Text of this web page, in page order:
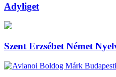
Adyliget
Szent Erzsébet Német